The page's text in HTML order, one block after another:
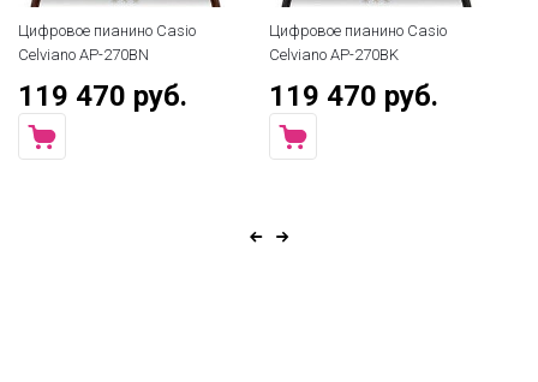
Цифровое пианино Casio
Celviano AP-270BN
119 470 руб.
Цифровое пианино Casio
Celviano AP-270BK
119 470 руб.